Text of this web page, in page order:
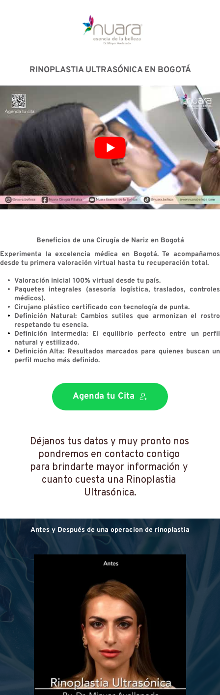
RINOPLASTIA ULTRASÓNICA EN BOGOTÁ
Beneficios de una Cirugía de Nariz en Bogotá
Experimenta la excelencia médica en Bogotá. Te acompañamos
desde tu primera valoración virtual hasta tu recuperación total.
Valoración inicial 100% virtual desde tu país.
Paquetes integrales (asesoría logística, traslados, controles
médicos).
Cirujano plástico certificado con tecnología de punta.
Definición Natural: Cambios sutiles que armonizan el rostro
respetando tu esencia.
Definición Intermedia: El equilibrio perfecto entre un perfil
natural y estilizado.
Definición Alta: Resultados marcados para quienes buscan un
perfil mucho más definido.
Agenda tu Cita
Antes y Después de una operacion de rinoplastia